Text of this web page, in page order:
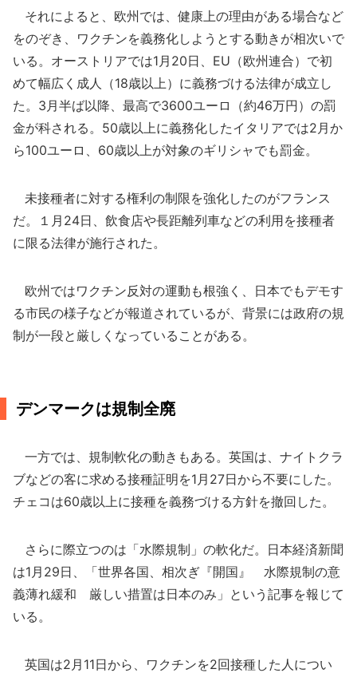
それによると、欧州では、健康上の理由がある場合など
をのぞき、ワクチンを義務化しようとする動きが相次いで
いる。オーストリアでは1月20日、EU（欧州連合）で初
めて幅広く成人（18歳以上）に義務づける法律が成立し
た。3月半ば以降、最高で3600ユーロ（約46万円）の罰
金が科される。50歳以上に義務化したイタリアでは2月か
ら100ユーロ、60歳以上が対象のギリシャでも罰金。
未接種者に対する権利の制限を強化したのがフランス
だ。１月24日、飲食店や長距離列車などの利用を接種者
に限る法律が施行された。
欧州ではワクチン反対の運動も根強く、日本でもデモす
る市民の様子などが報道されているが、背景には政府の規
制が一段と厳しくなっていることがある。
デンマークは規制全廃
一方では、規制軟化の動きもある。英国は、ナイトクラ
ブなどの客に求める接種証明を1月27日から不要にした。
チェコは60歳以上に接種を義務づける方針を撤回した。
さらに際立つのは「水際規制」の軟化だ。日本経済新聞
は1月29日、「世界各国、相次ぎ『開国』 水際規制の意
義薄れ緩和 厳しい措置は日本のみ」という記事を報じて
いる。
英国は2月11日から、ワクチンを2回接種した人につい